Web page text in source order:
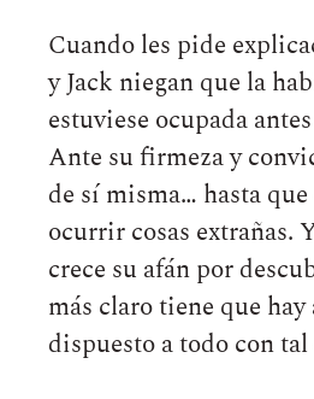
Cuando les pide
y Jack niegan que la
estuviese ocupada
Ante su firmeza y
de sí misma… hasta
ocurrir cosas extrañas.
crece su afán por
más claro tiene que
dispuesto a todo con